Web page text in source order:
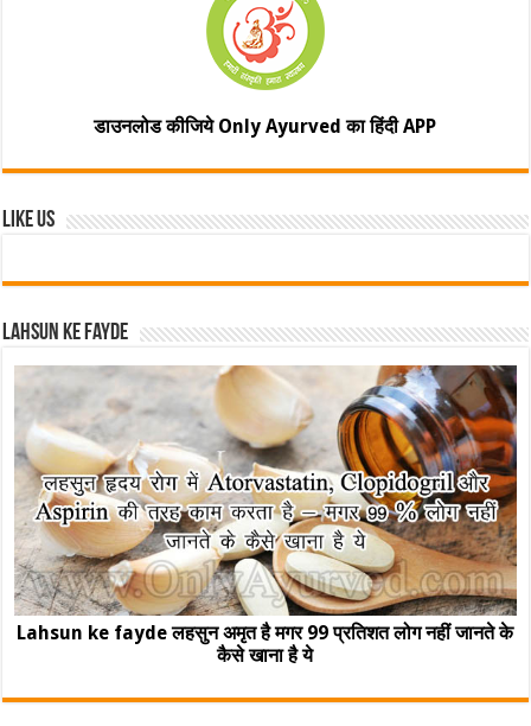
डाउनलोड कीजिये Only Ayurved का हिंदी APP
Like Us
Lahsun ke fayde
Lahsun ke fayde लहसुन अमृत है मगर 99 प्रतिशत लोग नहीं जानते के
कैसे खाना है ये